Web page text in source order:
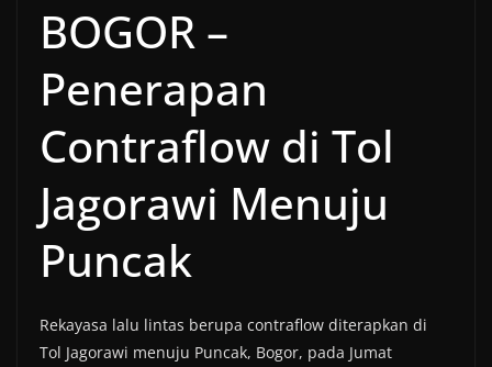
BOGOR –
Penerapan
Contraflow di Tol
Jagorawi Menuju
Puncak
Rekayasa lalu lintas berupa contraflow diterapkan di
Tol Jagorawi menuju Puncak, Bogor, pada Jumat